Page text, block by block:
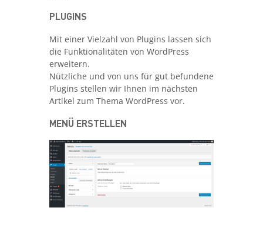
PLUGINS
Mit einer Vielzahl von Plugins lassen sich
die Funktionalitäten von WordPress
erweitern.
Nützliche und von uns für gut befundene
Plugins stellen wir Ihnen im nächsten
Artikel zum Thema WordPress vor.
MENÜ ERSTELLEN